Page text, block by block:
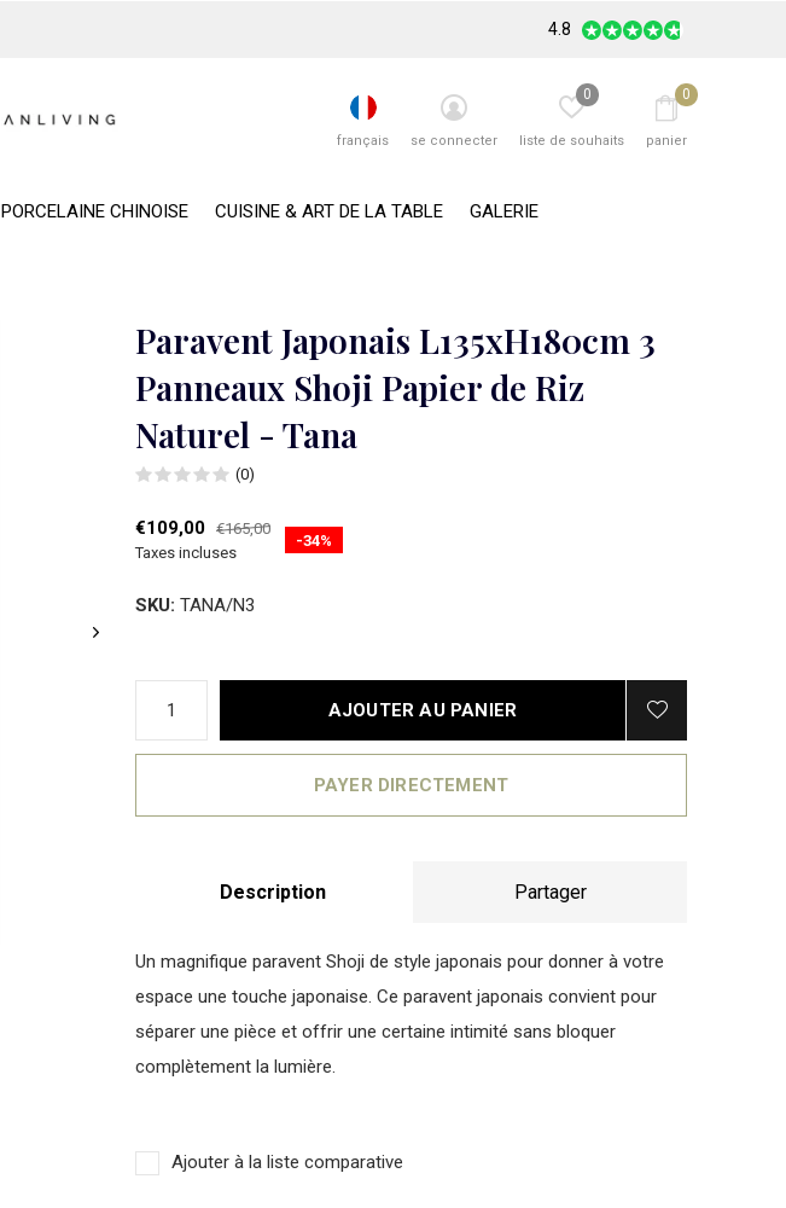
PORCELAINE CHINOISE CUISINE & ART DE LA TABLE GALERIE
français se connecter liste de souhaits
0
panier
0
4.8
Paravent Japonais L135xH180cm 3
Panneaux Shoji Papier de Riz
Naturel - Tana
(0)
€109,00 €165,00
Taxes incluses
-34%
SKU: TANA/N3
AJOUTER AU PANIER
PAYER DIRECTEMENT
Description Partager
Un magnifique paravent Shoji de style japonais pour donner à votre
espace une touche japonaise. Ce paravent japonais convient pour
séparer une pièce et offrir une certaine intimité sans bloquer
complètement la lumière.
Ajouter à la liste comparative